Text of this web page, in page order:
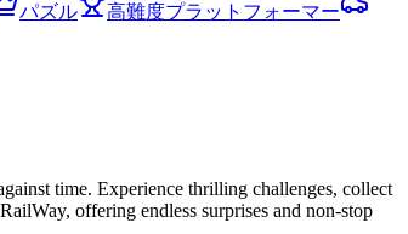
パズル
高難度プラットフォーマー
time. Experience thrilling challenges, collect
offering endless surprises and non-stop